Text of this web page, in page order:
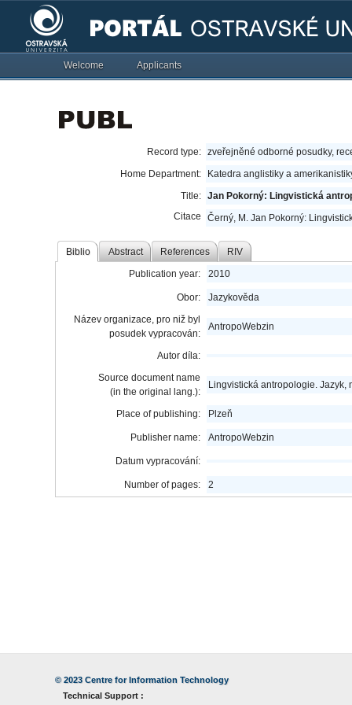
Welcome Applicants
Record type: zveřejněné odborné posudky,
Home Department:
Katedra anglistiky a
Title: Jan Pokorný: Lingvistická
Citace
Černý, M. Jan Pokorný:
Biblio Abstract References RIV
Publication year: 2010
Obor:
Jazykověda
Název organizace, pro niž byl
posudek vypracován:
AntropoWebzin
Autor díla:
Source document name
(in the original lang.):
Lingvistická antropologie. Jazyk,
Place of publishing: Plzeň
Publisher name: AntropoWebzin
Datum vypracování:
Number of pages: 2
© 2023 Centre for Information Technology
Technical Support :